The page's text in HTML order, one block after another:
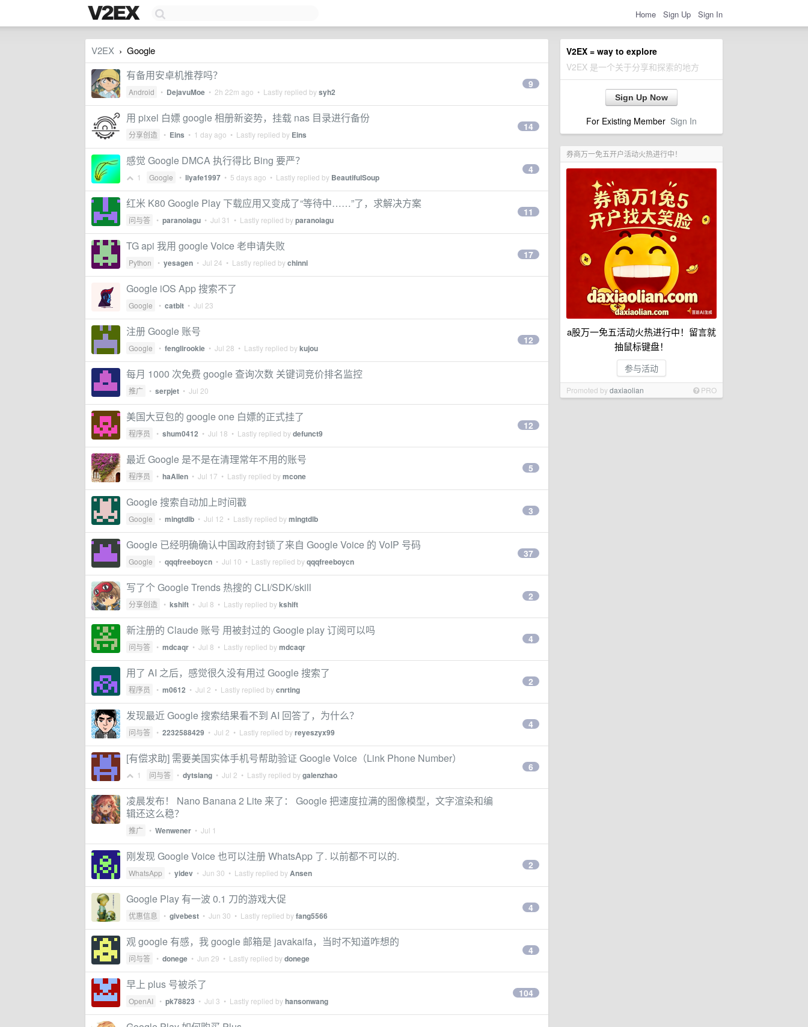
Home Sign Up Sign In
V2EX = way to explore
V2EX 是一个关于分享和探索的地方
Sign Up Now
For Existing Member Sign In
券商万一免五开户活动火热进行中！
a股万一免五活动火热进行中！留言就
抽鼠标键盘！
参与活动
Promoted bydaxiaolian PRO
V2EX › Google
有备用安卓机推荐吗？
Android • DejavuMoe • 2h 22m ago • Lastly replied bysyh2
9
用 pixel 白嫖 google 相册新姿势，挂载 nas 目录进行备份
分享创造 • Eins • 1 day ago • Lastly replied by Eins
14
感觉 Google DMCA 执行得比 Bing 要严？
1 Google • liyafe1997 • 5 days ago • Lastly replied by BeautifulSoup
4
红米 K80 Google Play 下载应用又变成了“等待中……”了，求解决方案
问与答 • paranoiagu • Jul 31 • Lastly replied byparanoiagu
11
TG api 我用 google Voice 老申请失败
Python • yesagen • Jul 24 • Lastly replied bychinni
17
Google iOS App 搜索不了
Google • catbit • Jul 23
注册 Google 账号
Google • fenglirookie • Jul 28 • Lastly replied bykujou
12
每月 1000 次免费 google 查询次数 关键词竞价排名监控
推广 • serpjet • Jul 20
美国大豆包的 google one 白嫖的正式挂了
程序员 • shum0412 • Jul 18 • Lastly replied bydefunct9
12
最近 Google 是不是在清理常年不用的账号
程序员 • haAllen • Jul 17 • Lastly replied bymcone
5
Google 搜索自动加上时间戳
Google • mingtdlb • Jul 12 • Lastly replied bymingtdlb
3
Google 已经明确确认中国政府封锁了来自 Google Voice 的 VoIP 号码
Google • qqqfreeboycn • Jul 10 • Lastly replied byqqqfreeboycn
37
写了个 Google Trends 热搜的 CLI/SDK/skill
分享创造 • kshift • Jul 8 • Lastly replied bykshift
2
新注册的 Claude 账号 用被封过的 Google play 订阅可以吗
问与答 • mdcaqr • Jul 8 • Lastly replied bymdcaqr
4
用了 AI 之后，感觉很久没有用过 Google 搜索了
程序员 • m0612 • Jul 2 • Lastly replied bycnrting
2
发现最近 Google 搜索结果看不到 AI 回答了，为什么？
问与答 • 2232588429 • Jul 2 • Lastly replied byreyeszyx99
4
[有偿求助] 需要美国实体手机号帮助验证 Google Voice（Link Phone Number）
1 问与答 • dytsiang • Jul 2 • Lastly replied bygalenzhao
6
凌晨发布！ Nano Banana 2 Lite 来了： Google 把速度拉满的图像模型，文字渲染和编
辑还这么稳？
推广 • Wenwener • Jul 1
刚发现 Google Voice 也可以注册 WhatsApp 了. 以前都不可以的.
WhatsApp • yidev • Jun 30 • Lastly replied byAnsen
2
Google Play 有一波 0.1 刀的游戏大促
优惠信息 • givebest • Jun 30 • Lastly replied byfang5566
4
观 google 有感，我 google 邮箱是 javakaifa，当时不知道咋想的
问与答 • donege • Jun 29 • Lastly replied bydonege
4
早上 plus 号被杀了
OpenAI • pk78823 • Jul 3 • Lastly replied byhansonwang
104